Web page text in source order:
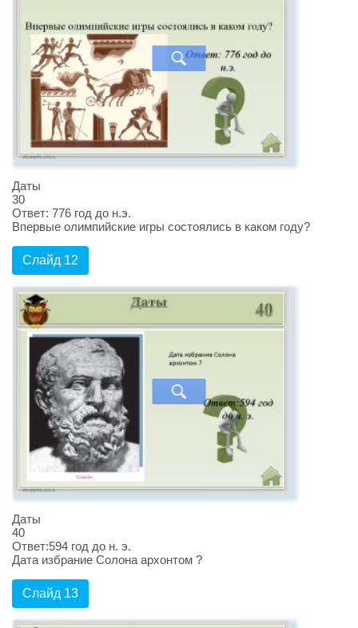
Даты
30
Ответ: 776 год до н.э.
Впервые олимпийские игры состоялись в каком году?
Слайд 12
Даты
40
Ответ:594 год до н. э.
Дата избрание Солона архонтом ?
Слайд 13